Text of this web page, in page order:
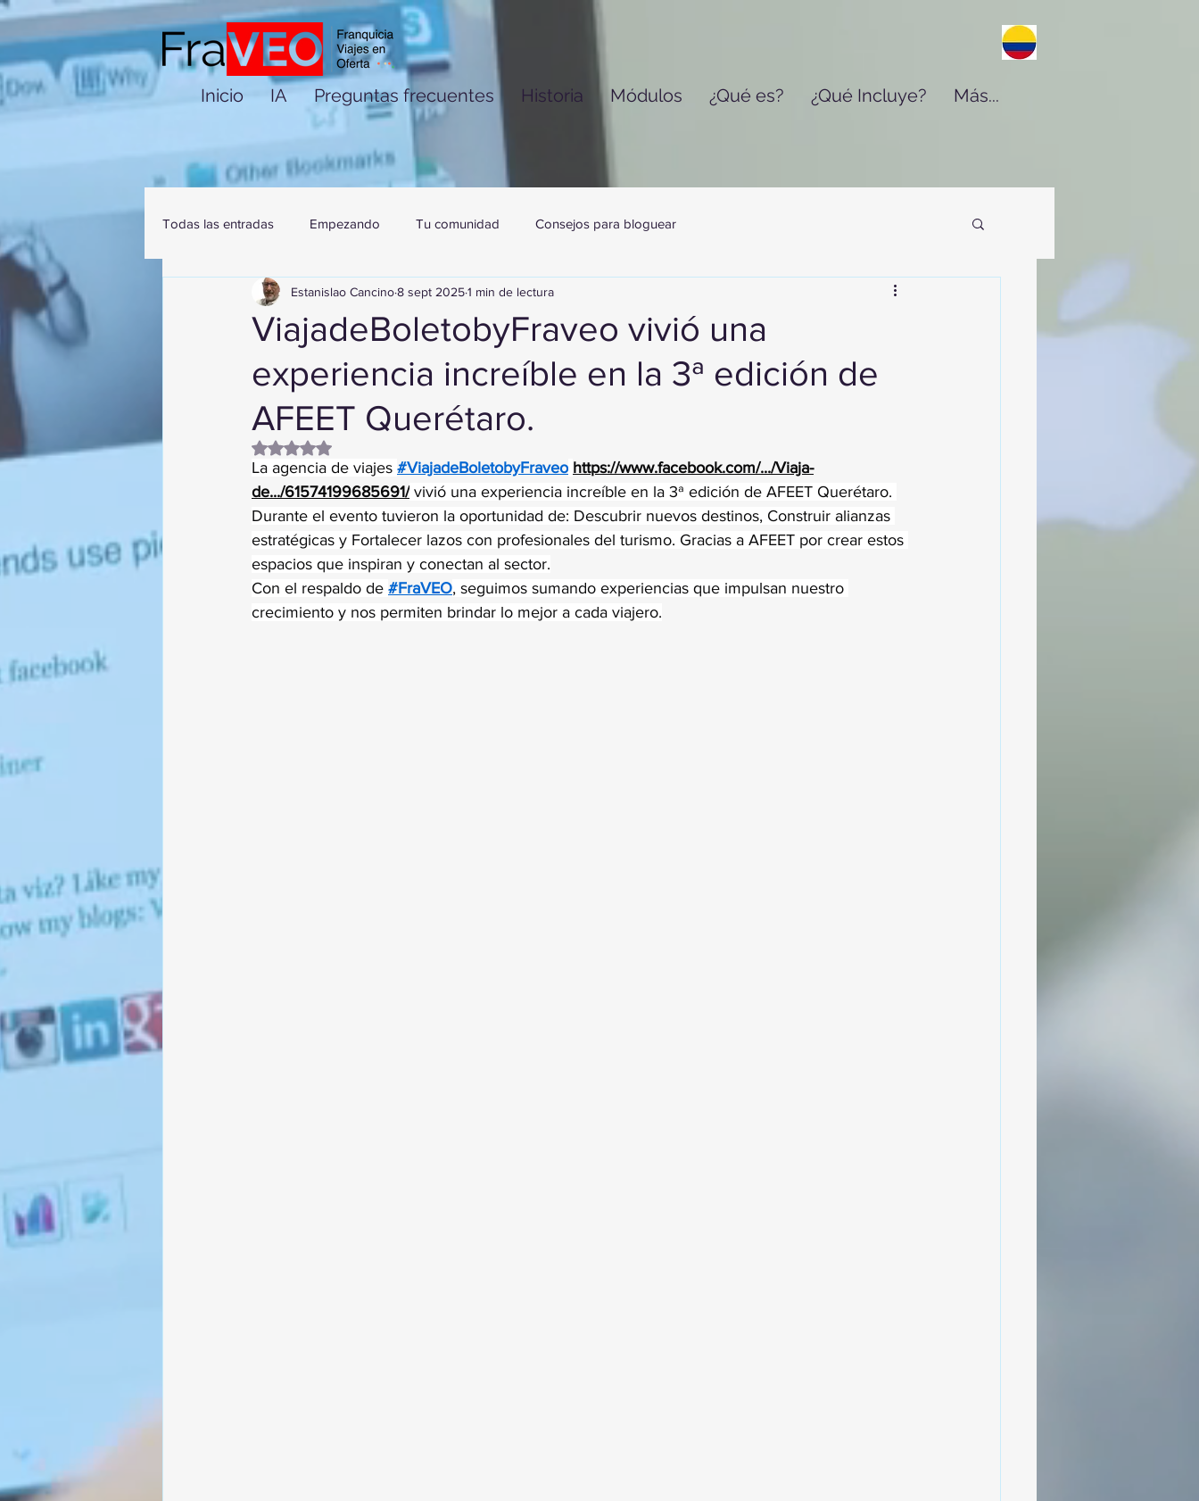
Inicio IA Preguntas frecuentes Historia Módulos ¿Qué es? ¿Qué Incluye? Más...
Todas las entradas Empezando Tu comunidad Consejos para bloguear
ViajadeBoletobyFraveo vivió una
experiencia increíble en la 3ª edición de
AFEET Querétaro.
Estanislao Cancino8 sept 20251 min de lectura
Obtuvo NaN de 5 estrellas.
La agencia de viajes #ViajadeBoletobyFraveo https://www.facebook.com/.../Viaja-
de.../61574199685691/ vivió una experiencia increíble en la 3ª edición de AFEET Querétaro.
Durante el evento tuvieron la oportunidad de: Descubrir nuevos destinos, Construir alianzas
estratégicas y Fortalecer lazos con profesionales del turismo. Gracias a AFEET por crear estos
espacios que inspiran y conectan al sector.
Con el respaldo de #FraVEO, seguimos sumando experiencias que impulsan nuestro
crecimiento y nos permiten brindar lo mejor a cada viajero.